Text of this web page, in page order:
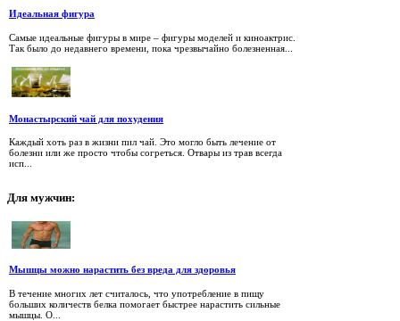
Идеальная фигура
Самые идеальные фигуры в мире – фигуры моделей и киноактрис.
Так было до недавнего времени, пока чрезвычайно болезненная...
Монастырский чай для похудения
Каждый хоть раз в жизни пил чай. Это могло быть лечение от
болезни или же просто чтобы согреться. Отвары из трав всегда
исп...
Для мужчин:
Мышцы можно нарастить без вреда для здоровья
В течение многих лет считалось, что употребление в пищу
больших количеств белка помогает быстрее нарастить сильные
мышцы. О...